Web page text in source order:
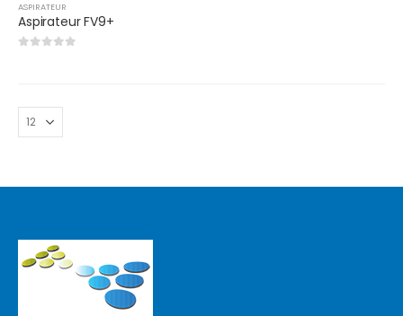
ASPIRATEUR
Aspirateur FV9+